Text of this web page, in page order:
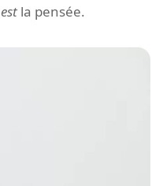
est la pensée.